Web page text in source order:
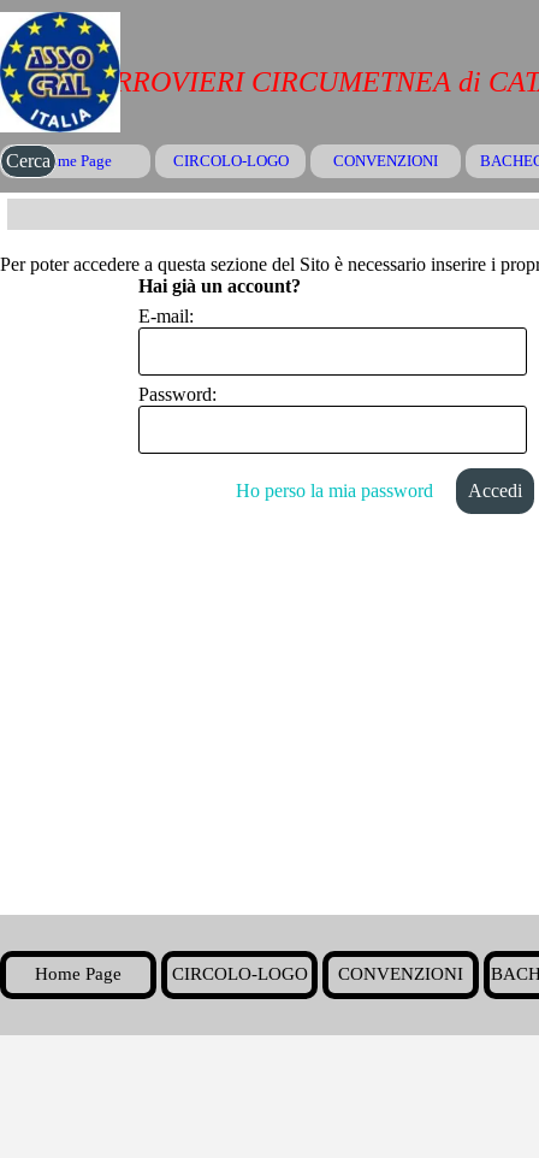
Vai ai contenuti
Salta menù
Home Page CIRCOLO-LOGO ▼
CONVENZIONI
CRAL FERROVIERI CIRCUMETNEA di
Cerca
Per poter accedere a questa sezione del Sito è necessario inserire i
Hai già un account?
E-mail:
Password:
Ho perso la mia password
Home Page CIRCOLO-LOGO ▼
CONVENZIONI